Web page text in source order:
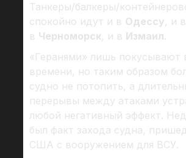
Танкеры/балкеры/
спокойно идут и в Одессу, и в
в Черноморск, и в Измаил.
«Геранями» лишь покусывают
времени, но таким образом
судно не потопить, а
перерывы между атаками
любой негативный эффект.
был факт захода судна,
США с вооружением для ВСУ.